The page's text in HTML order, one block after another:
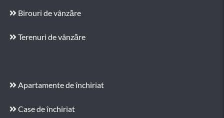
Birouri de vânzăre
Terenuri de vânzăre
Apartamente de închiriat
Case de închiriat